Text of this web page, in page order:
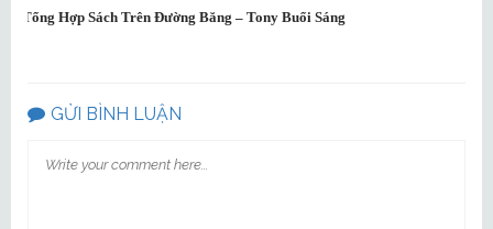
Tổng Hợp Sách Trên Đường Băng – Tony Buổi Sáng
GỬI BÌNH LUẬN